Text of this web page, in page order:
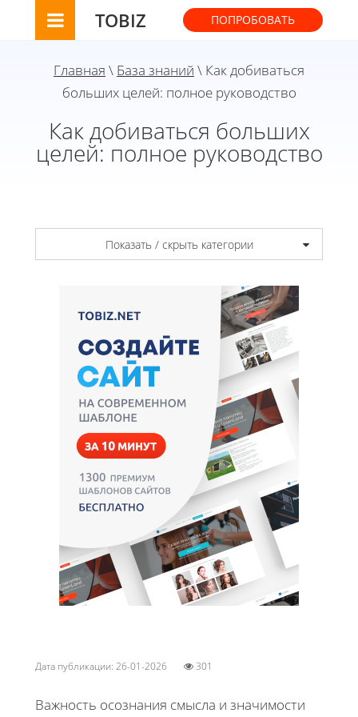
TOBIZ ПОПРОБОВАТЬ
Главная \ База знаний \ Как добиваться
больших целей: полное руководство
Как добиваться больших
целей: полное руководство
Показать / скрыть категории
Дата публикации: 26-01-2026 301
Важность осознания смысла и значимости